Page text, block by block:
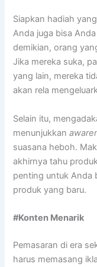
Siapkan hadiah
Anda juga bisa
demikian, orang
Jika mereka suka,
yang lain, mereka
akan rela
Selain itu,
menunjukkan
suasana heboh.
akhirnya tahu
penting untuk Anda
produk yang baru.
#Konten Menarik
Pemasaran di era
harus memasang